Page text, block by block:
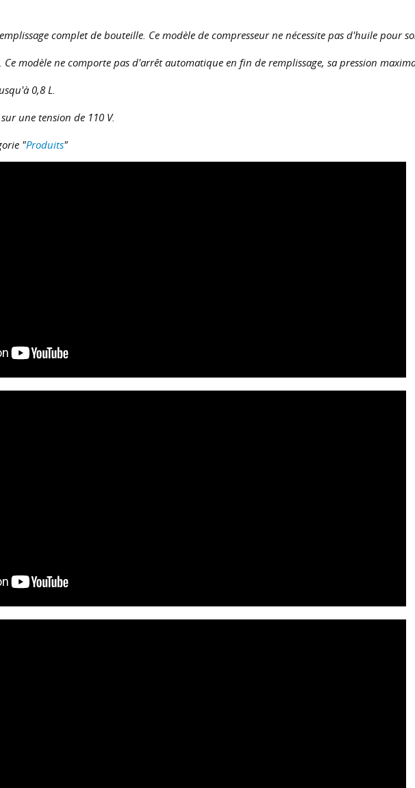
complet de bouteille. Ce modèle de compresseur ne nécessite pas d'huile pour
modèle ne comporte pas d'arrêt automatique en fin de remplissage, sa pression
0,8 L.
une tension de 110 V.
"Produits"